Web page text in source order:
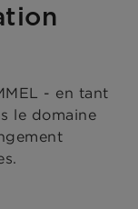
- en tant
le domaine